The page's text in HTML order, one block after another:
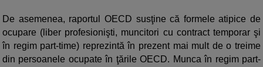
De asemenea, raportul OECD susţine că formele atipice de
ocupare (liber profesionişti, muncitori cu contract temporar şi
în regim part-time) reprezintă în prezent mai mult de o treime
din persoanele ocupate în ţările OECD. Munca în regim part-